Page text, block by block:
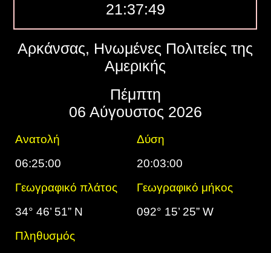
21:37:50
Αρκάνσας, Ηνωμένες Πολιτείες της
Αμερικής
Πέμπτη
06 Αύγουστος 2026
Ανατολή
Δύση
06:25:00
20:03:00
Γεωγραφικό πλάτος
Γεωγραφικό μήκος
34° 46’ 51” N
092° 15’ 25” W
Πληθυσμός